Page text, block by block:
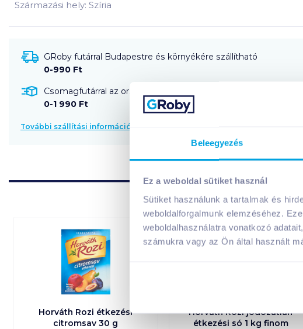
Beleegyezés
Ez a weboldal sütiket használ
Sütiket használunk a tartalmak és
weboldalforgalmunk elemzéséhez.
weboldalhasználatra vonatkozó
számukra vagy az Ön által használt
Származási hely: Szíria
GRoby futárral Budapestre és környékére szállítható
0-990 Ft
Csomagfutárral az ország egész területére szállítható!
0-1 990 Ft
További szállítási információk
Horváth Rozi étkezési
citromsav 30 g
Horváth Rozi jódozatlan
étkezési só 1 kg finom